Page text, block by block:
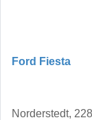
Ford Fiesta
Norderstedt,